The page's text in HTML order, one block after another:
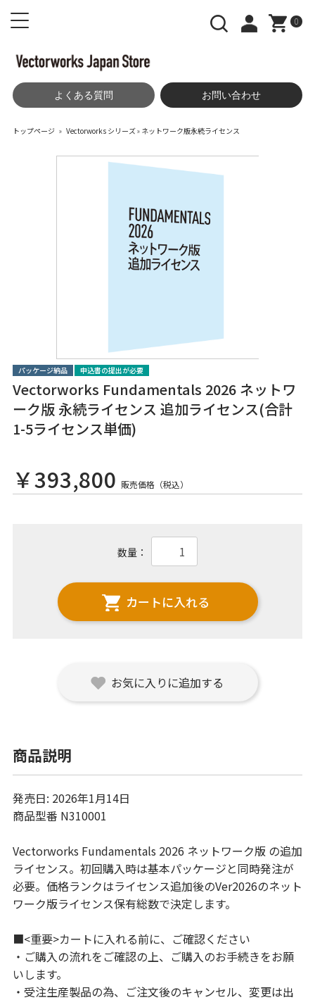
0
よくある質問 お問い合わせ
トップページ » Vectorworks シリーズ» ネットワーク版永続ライセンス
パッケージ納品 申込書の提出が必要
Vectorworks Fundamentals 2026 ネットワ
ーク版 永続ライセンス 追加ライセンス(合計
1-5ライセンス単価)
￥393,800 販売価格（税込）
数量：
カートに入れる
お気に入りに追加する
商品説明
発売日: 2026年1月14日
商品型番 N310001
Vectorworks Fundamentals 2026 ネットワーク版 の追加
ライセンス。初回購入時は基本パッケージと同時発注が
必要。価格ランクはライセンス追加後のVer2026のネット
ワーク版ライセンス保有総数で決定します。
■<重要>カートに入れる前に、ご確認ください
・ご購入の流れをご確認の上、ご購入のお手続きをお願
いします。
・受注生産製品の為、ご注文後のキャンセル、変更は出